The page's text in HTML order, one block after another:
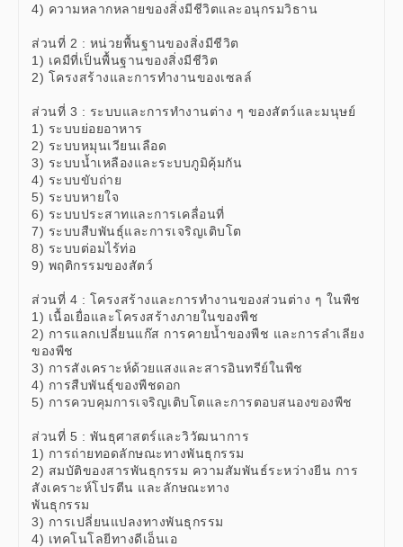
4) ความหลากหลายของสิ่งมีชีวิตและอนุกรมวิธาน
ส่วนที่ 2 : หน่วยพื้นฐานของสิ่งมีชีวิต
1) เคมีที่เป็นพื้นฐานของสิ่งมีชีวิต
2) โครงสร้างและการทำงานของเซลล์
ส่วนที่ 3 : ระบบและการทำงานต่าง ๆ ของสัตว์และมนุษย์
1) ระบบย่อยอาหาร
2) ระบบหมุนเวียนเลือด
3) ระบบน้ำเหลืองและระบบภูมิคุ้มกัน
4) ระบบขับถ่าย
5) ระบบหายใจ
6) ระบบประสาทและการเคลื่อนที่
7) ระบบสืบพันธุ์และการเจริญเติบโต
8) ระบบต่อมไร้ท่อ
9) พฤติกรรมของสัตว์
ส่วนที่ 4 : โครงสร้างและการทำงานของส่วนต่าง ๆ ในพืช
1) เนื้อเยื่อและโครงสร้างภายในของพืช
2) การแลกเปลี่ยนแก๊ส การคายน้ำของพืช และการลำเลียง
ของพืช
3) การสังเคราะห์ด้วยแสงและสารอินทรีย์ในพืช
4) การสืบพันธุ์ของพืชดอก
5) การควบคุมการเจริญเติบโตและการตอบสนองของพืช
ส่วนที่ 5 : พันธุศาสตร์และวิวัฒนาการ
1) การถ่ายทอดลักษณะทางพันธุกรรม
2) สมบัติของสารพันธุกรรม ความสัมพันธ์ระหว่างยีน การ
สังเคราะห์โปรตีน และลักษณะทาง
พันธุกรรม
3) การเปลี่ยนแปลงทางพันธุกรรม
4) เทคโนโลยีทางดีเอ็นเอ